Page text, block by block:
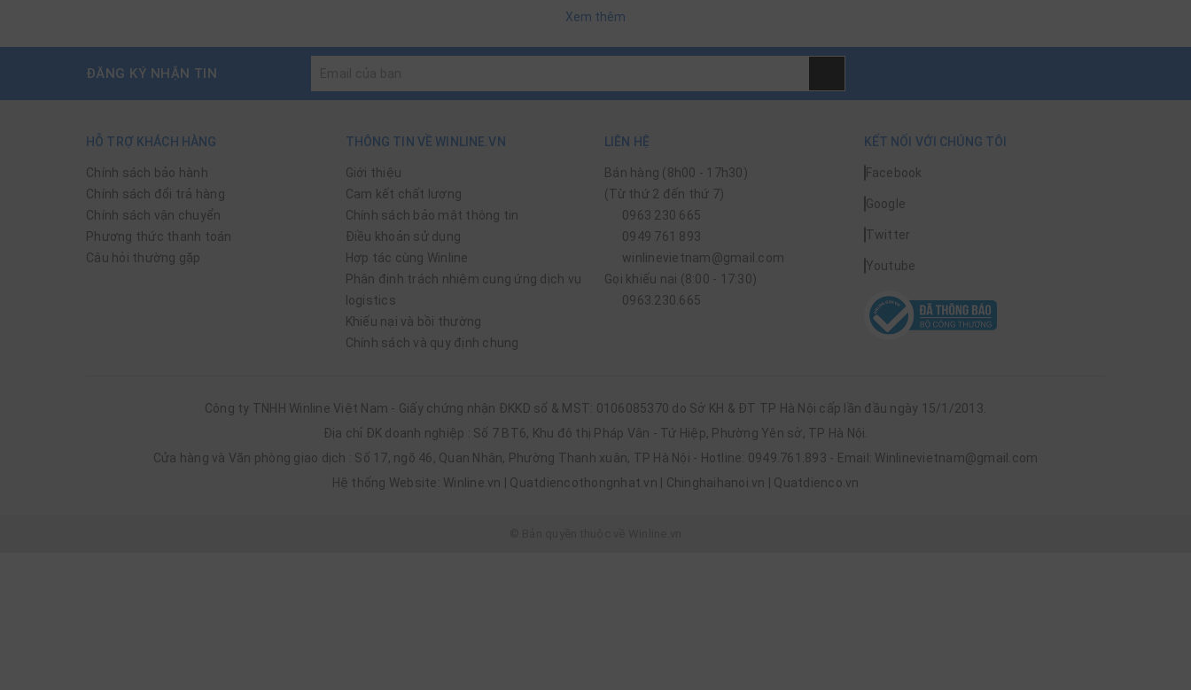
Hầu hết các mẫu quạt hộp đang được bán tại Winline đều có những đặc điểm cơ bản sau:
Điều chỉnh hướng gió:
Động cơ bền, dễ bảo trì: Ít hỏng vặt, linh kiện phổ thông
Tiết kiệm điện: Công suất vừa phải, phù hợp dùng hàng ngày
Một số model có tự ngắt an toàn cho trẻ nhỏkhi quá nhiệt hoặc nghiêng đổ
Khoảng giá quạt hộp phổ thông – dễ mua, dễ dùng
Khoảng giá bán chạy nhất của quạt hộp tại Winline: từ 400.000 – 700.000 đồng
Có thể mua số lượng cho nhà nghỉ, văn phòng nhỏ
Trong tầm giá này, khách hàng đã có thể chọn được quạt hộpchạy ổn định – gió tốt – dùng bền nhiều nămmà không cần đầu tư quá cao.
Phân nhóm quạt hộp theo thương hiệu tại Winline
Xem thêm
ĐĂNG KÝ NHẬN TIN
HỖ TRỢ KHÁCH HÀNG
Chính sách bảo hành
Chính sách đổi trả hàng
Chính sách vận chuyển
Phương thức thanh toán
Câu hỏi thường gặp
THÔNG TIN VỀ WINLINE.VN
Giới thiệu
Cam kết chất lượng
Chính sách bảo mật thông tin
Điều khoản sử dụng
Hợp tác cùng Winline
Phân định trách nhiệm cung ứng dịch vụ
logistics
Khiếu nại và bồi thường
Chính sách và quy định chung
LIÊN HỆ
Bán hàng (8h00 - 17h30)
(Từ thứ 2 đến thứ 7)
0963 230 665
0949 761 893
winlinevietnam@gmail.com
Gọi khiếu nại (8:00 - 17:30)
0963.230.665
KẾT NỐI VỚI CHÚNG TÔI
Facebook
Google
Twitter
Youtube
Công ty TNHH Winline Việt Nam - Giấy chứng nhận ĐKKD số & MST: 0106085370 do Sở KH & ĐT TP Hà Nội cấp lần đầu ngày 15/1/2013.
Địa chỉ ĐK doanh nghiệp : Số 7 BT6, Khu đô thị Pháp Vân - Tứ Hiệp, Phường Yên sở, TP Hà Nội.
Cửa hàng và Văn phòng giao dịch : Số 17, ngõ 46, Quan Nhân, Phường Thanh xuân, TP Hà Nội - Hotline: 0949.761.893 - Email: Winlinevietnam@gmail.com
Hệ thống Website: Winline.vn | Quatdiencothongnhat.vn | Chinghaihanoi.vn | Quatdienco.vn